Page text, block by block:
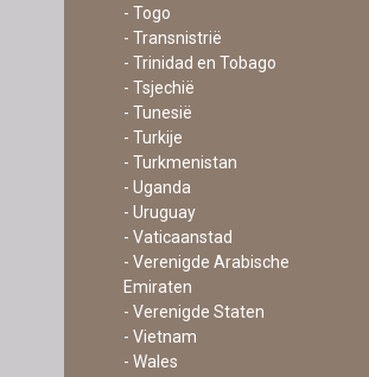
- Togo
- Transnistrië
- Trinidad en Tobago
- Tsjechië
- Tunesië
- Turkije
- Turkmenistan
- Uganda
- Uruguay
- Vaticaanstad
- Verenigde Arabische
Emiraten
- Verenigde Staten
- Vietnam
- Wales